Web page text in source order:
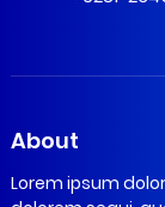
About
Lorem ipsum